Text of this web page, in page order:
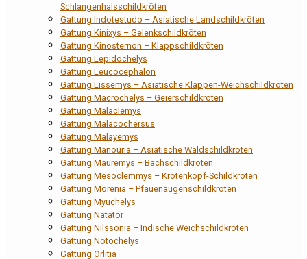
Schlangenhalsschildkröten
Gattung Indotestudo – Asiatische Landschildkröten
Gattung Kinixys – Gelenkschildkröten
Gattung Kinosternon – Klappschildkröten
Gattung Lepidochelys
Gattung Leucocephalon
Gattung Lissemys – Asiatische Klappen-Weichschildkröten
Gattung Macrochelys – Geierschildkröten
Gattung Malaclemys
Gattung Malacochersus
Gattung Malayemys
Gattung Manouria – Asiatische Waldschildkröten
Gattung Mauremys – Bachschildkröten
Gattung Mesoclemmys – Krötenkopf-Schildkröten
Gattung Morenia – Pfauenaugenschildkröten
Gattung Myuchelys
Gattung Natator
Gattung Nilssonia – Indische Weichschildkröten
Gattung Notochelys
Gattung Orlitia